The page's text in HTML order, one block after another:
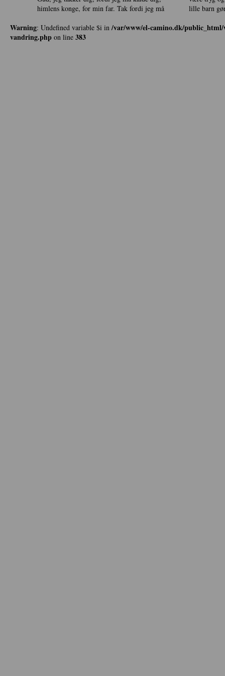
himlens konge, for min far. Tak fordi jeg må
lille barn
Warning: Undefined variable $i in/var/www/el-camino.dk/public_html/
vandring.phpon line 383